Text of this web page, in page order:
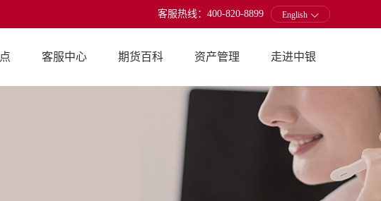
客服热线：400-820-8899 English
客服中心 期货百科 资产管理 走进中银